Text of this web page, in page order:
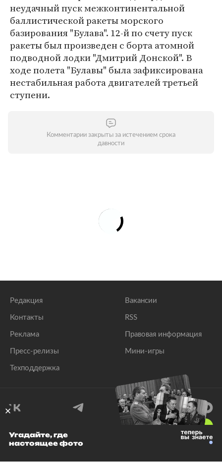
неудачный пуск межконтинентальной
баллистической ракеты морского
базирования "Булава". 12-й по счету пуск
ракеты был произведен с борта атомной
подводной лодки "Дмитрий Донской". В
ходе полета "Булавы" была зафиксирована
нестабильная работа двигателей третьей
ступени.
Комментарии закрыты за истечением срока
давности
Редакция
Контакты
Реклама
Пресс-релизы
Техподдержка
Вакансии
RSS
Правовая информация
Мини-игры
© 1999–2026 Все права защищены.
Угадайте, где
настоящее фото